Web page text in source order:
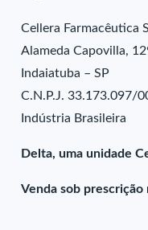
Cellera Farmacêutica
Alameda Capovilla,
Indaiatuba – SP
C.N.P.J. 33.173.097/
Indústria Brasileira
Delta, uma unidade
Venda sob prescrição